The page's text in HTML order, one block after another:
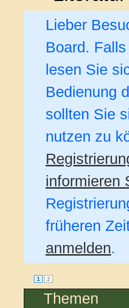
Lieber
Board.
lesen Sie
Bedienung
sollten Sie
nutzen zu
informieren
früheren
anmelden.
1 2
Themen